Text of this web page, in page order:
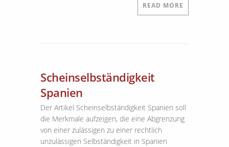
READ MORE
Scheinselbständigkeit
Spanien
Der Artikel Scheinselbständigkeit Spanien soll
die Merkmale aufzeigen, die eine Abgrenzung
von einer zulässigen zu einer rechtlich
unzulässigen Selbständigkeit in Spanien